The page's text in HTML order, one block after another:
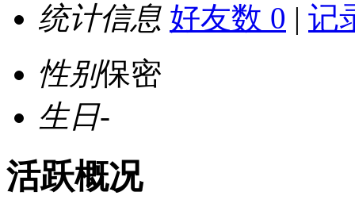
统计信息 好友数 0 | 记
性别保密
生日-
活跃概况